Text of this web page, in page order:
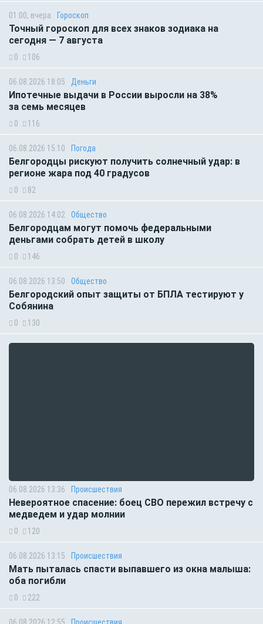
01:00, вчера Гороскоп
Точный гороскоп для всех знаков зодиака на
сегодня — 7 августа
0 106
06.08.2026 18:05 Деньги
Ипотечные выдачи в России выросли на 38%
за семь месяцев
0 116
06.08.2026 15:10 Погода
Белгородцы рискуют получить солнечный удар: в
регионе жара под 40 градусов
0 82
06.08.2026 14:02 Общество
Белгородцам могут помочь федеральными
деньгами собрать детей в школу
0 146
06.08.2026 13:50 Общество
Белгородский опыт защиты от БПЛА тестируют у
Собянина
0 130
06.08.2026 13:36 Происшествия
Невероятное спасение: боец СВО пережил встречу с
медведем и удар молнии
0 120
06.08.2026 13:15 Происшествия
Мать пыталась спасти выпавшего из окна малыша:
оба погибли
0 222